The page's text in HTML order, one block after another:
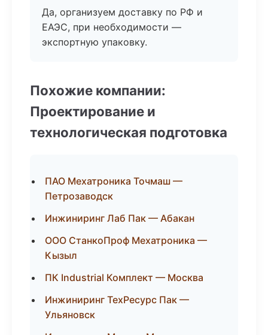
Да, организуем доставку по РФ и
ЕАЭС, при необходимости —
экспортную упаковку.
Похожие компании:
Проектирование и
технологическая подготовка
ПАО Мехатроника Точмаш —
Петрозаводск
Инжиниринг Лаб Пак — Абакан
ООО СтанкоПроф Мехатроника —
Кызыл
ПК Industrial Комплект — Москва
Инжиниринг ТехРесурс Пак —
Ульяновск